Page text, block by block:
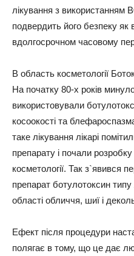
лікування з використанням
подвердить його безпеку як
вдолгосрочном часовому
В область косметології
На початку 80-х років
використовували
косоокості та
таке лікування лікарі
препарату і почали
косметології. Так з`явився
препарат ботулотоксин
області обличчя, шиї і
Ефект після процедури
полягає в тому, що це дає